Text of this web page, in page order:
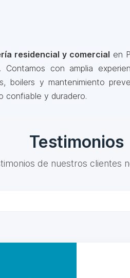
residencial y comercial en
Contamos con amplia
boilers y mantenimiento
confiable y duradero.
Testimonios
de nuestros clientes